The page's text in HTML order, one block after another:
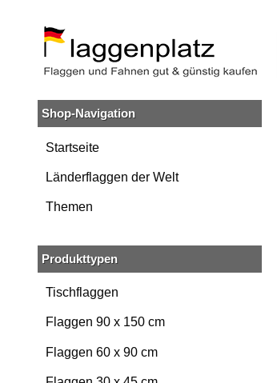
Hauptinhalt
springen
Suche
Zur
Navigation
springen
Shop-Navigation
Startseite
Länderflaggen der Welt
Themen
Produkttypen
Tischflaggen
Flaggen 90 x 150 cm
Flaggen 60 x 90 cm